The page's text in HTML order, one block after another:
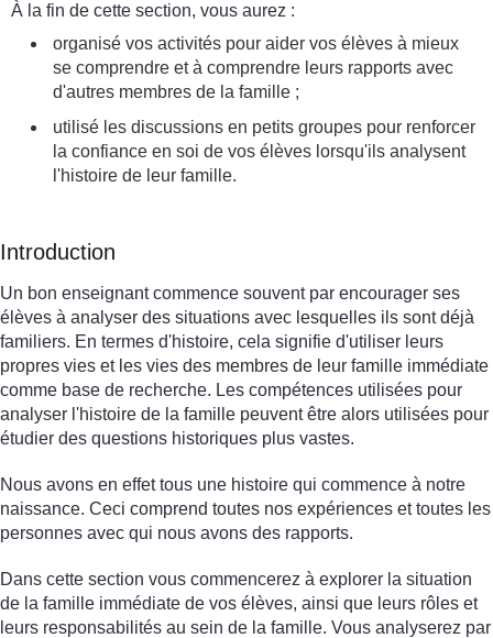
À la fin de cette section, vous aurez :
organisé vos activités pour aider vos élèves à mieux
se comprendre et à comprendre leurs rapports avec
d'autres membres de la famille ;
utilisé les discussions en petits groupes pour renforcer
la confiance en soi de vos élèves lorsqu'ils analysent
l'histoire de leur famille.
Introduction
Un bon enseignant commence souvent par encourager ses
élèves à analyser des situations avec lesquelles ils sont déjà
familiers. En termes d'histoire, cela signifie d'utiliser leurs
propres vies et les vies des membres de leur famille immédiate
comme base de recherche. Les compétences utilisées pour
analyser l'histoire de la famille peuvent être alors utilisées pour
étudier des questions historiques plus vastes.
Nous avons en effet tous une histoire qui commence à notre
naissance. Ceci comprend toutes nos expériences et toutes les
personnes avec qui nous avons des rapports.
Dans cette section vous commencerez à explorer la situation
de la famille immédiate de vos élèves, ainsi que leurs rôles et
leurs responsabilités au sein de la famille. Vous analyserez par